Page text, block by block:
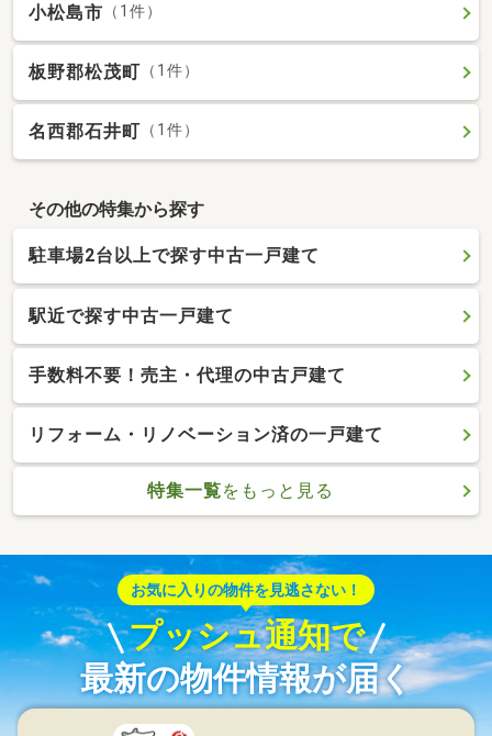
小松島市 （1件）
板野郡松茂町 （1件）
名西郡石井町 （1件）
その他の特集から探す
駐車場2台以上で探す中古一戸建て
駅近で探す中古一戸建て
手数料不要！売主・代理の中古戸建て
リフォーム・リノベーション済の一戸建て
特集一覧をもっと見る
お気に入りの物件を見逃さない！
プッシュ通知で
最新の物件情報が届く